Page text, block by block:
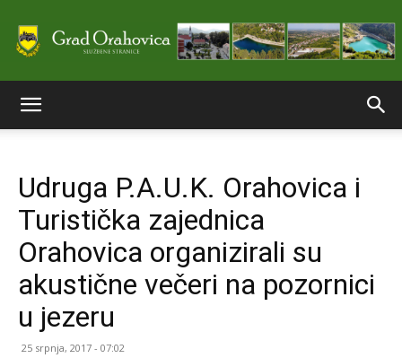
stranice
Grada
Udruga P.A.U.K. Orahovica i
Turistička zajednica
Orahovica organizirali su
akustične večeri na pozornici
u jezeru
25 srpnja, 2017 - 07:02